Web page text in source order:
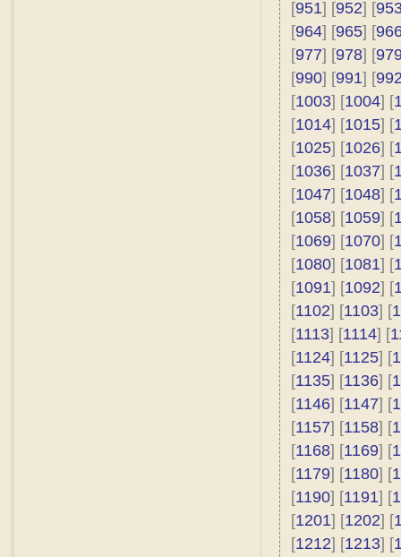
[951] [952] [
[964] [965] [
[977] [978] [
[990] [991] [
[1003] [1004] [
[1014] [1015] [
[1025] [1026] [
[1036] [1037] [
[1047] [1048] [
[1058] [1059] [
[1069] [1070] [
[1080] [1081] [
[1091] [1092] [
[1102] [1103] [
[1113] [1114] [
[1124] [1125] [
[1135] [1136] [
[1146] [1147] [
[1157] [1158] [
[1168] [1169] [
[1179] [1180] [
[1190] [1191] [
[1201] [1202] [
[1212] [1213] [